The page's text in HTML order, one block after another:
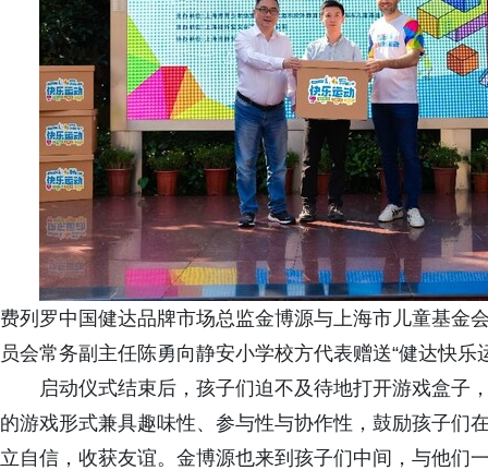
费列罗中国健达品牌市场总监金博源与上海市儿童基金
员会常务副主任陈勇向静安小学校方代表赠送“健达快乐
启动仪式结束后，孩子们迫不及待地打开游戏盒子
的游戏形式兼具趣味性、参与性与协作性，鼓励孩子们
立自信，收获友谊。金博源也来到孩子们中间，与他们